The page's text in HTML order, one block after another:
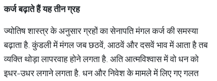
कर्ज बढ़ाते हैं यह तीन ग्रह
ज्योतिष शास्त्र के अनुसार ग्रहों का सेनापति मंगल कर्ज की समस्या
बढ़ाता है. कुंडली में मंगल जब छठवें, आठवें और दसवें भाव में आता है तब
व्यक्ति थोड़ा लापरवाह होने लगता है. अति आत्मविश्वास में वो धन को
इधर-उधर लगाने लगता है. धन और निवेश के मामले में लिए गए गलत